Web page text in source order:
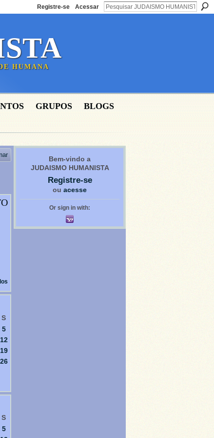
Registre-se Acessar
HUMANA
GRUPOS
BLOGS
S
5
12
19
26
S
5
Bem-vindo a
JUDAISMO HUMANISTA
Registre-se
ou acesse
Or sign in with: